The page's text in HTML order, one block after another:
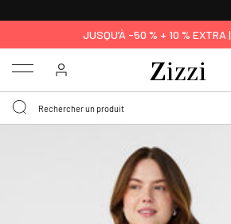
JUSQU’À -50 % + 10 % EXTRA |
Menu